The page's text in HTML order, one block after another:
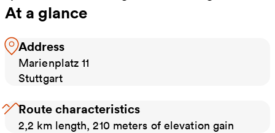
At a glance
Address
Marienplatz 11
Stuttgart
Route characteristics
2,2 km length, 210 meters of elevation gain